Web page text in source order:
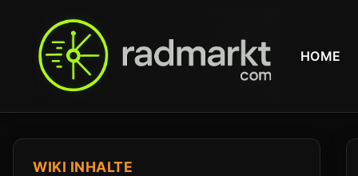
HOME
WIKI INHALTE